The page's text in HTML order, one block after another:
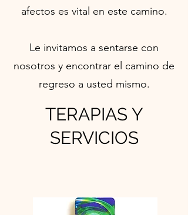
afectos es vital en este camino.
Le invitamos a sentarse con
nosotros y encontrar el camino de
regreso a usted mismo.
TERAPIAS Y
SERVICIOS